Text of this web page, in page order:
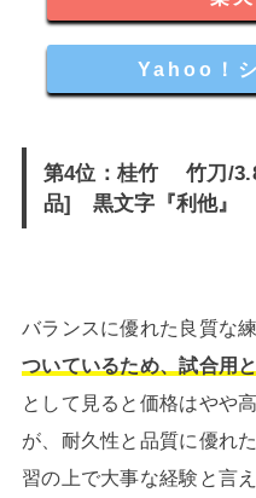
Yahoo！
第4位：桂竹 竹刀/
品] 黒文字『利他』
バランスに優れた良質な
ついているため、試合用
として見ると価格はやや
が、耐久性と品質に優れ
習の上で大事な経験と言